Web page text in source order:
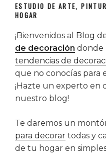
ESTUDIO DE ARTE,
HOGAR
¡Bienvenidos al Blog
de decoración donde
tendencias de
que no conocías para
¡Hazte un experto en
nuestro blog!
Te daremos un
para decorar todas y
de tu hogar en